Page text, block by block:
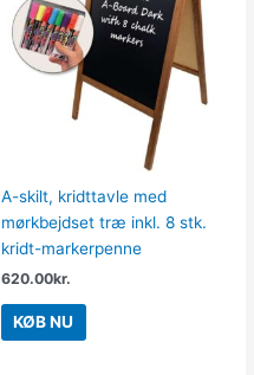
A-skilt, kridttavle med
mørkbejdset træ inkl. 8 stk.
kridt-markerpenne
620.00kr.
KØB NU